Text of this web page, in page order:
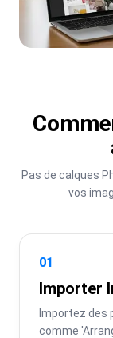
Pas de calques
vos
01
Importer
Importez des
comme